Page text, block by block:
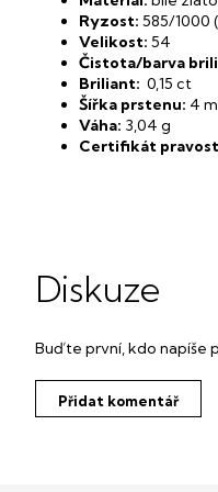
Ryzost: 585/1000
Velikost: 54
Čistota/barva
Briliant: 0,15 ct
Šířka prstenu: 4
Váha: 3,04 g
Certifikát
Diskuze
Buďte první, kdo napíše
Přidat komentář